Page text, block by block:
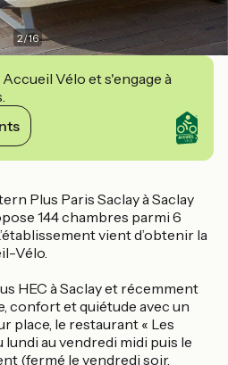
2/16
Vélo et s'engage à
Plus Paris Saclay à Saclay
144 chambres parmi 6
vient d’obtenir la
Vélo.
HEC à Saclay et récemment
confort et quiétude avec un
place, le restaurant « Les
lundi au vendredi midi puis le
(fermé le vendredi soir,